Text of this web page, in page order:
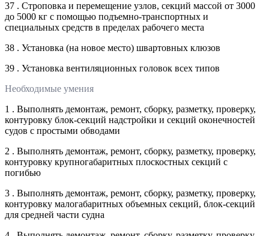
37 . Строповка и перемещение узлов, секций массой от 3000
до 5000 кг с помощью подъемно-транспортных и
специальных средств в пределах рабочего места
38 . Установка (на новое место) швартовных клюзов
39 . Установка вентиляционных головок всех типов
Необходимые умения
1 . Выполнять демонтаж, ремонт, сборку, разметку, проверку,
контуровку блок-секций надстройки и секций оконечностей
судов с простыми обводами
2 . Выполнять демонтаж, ремонт, сборку, разметку, проверку,
контуровку крупногабаритных плоскостных секций с
погибью
3 . Выполнять демонтаж, ремонт, сборку, разметку, проверку,
контуровку малогабаритных объемных секций, блок-секций
для средней части судна